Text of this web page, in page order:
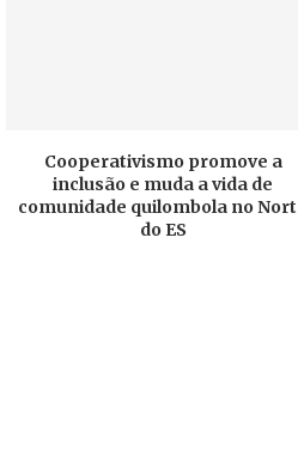
Cooperativismo promove a
inclusão e muda a vida de
comunidade quilombola no
do ES